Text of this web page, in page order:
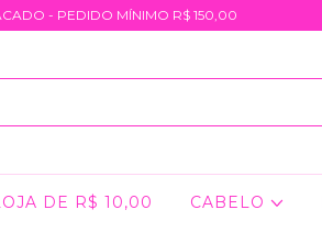
- PEDIDO MÍNIMO R$ 150,00
DE R$ 10,00 CABELO